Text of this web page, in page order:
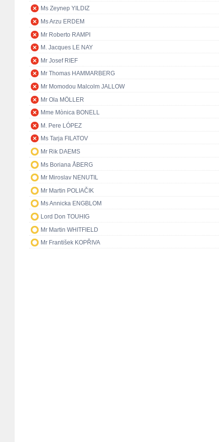
Ms Zeynep YILDIZ
Ms Arzu ERDEM
Mr Roberto RAMPI
M. Jacques LE NAY
Mr Josef RIEF
Mr Thomas HAMMARBERG
Mr Momodou Malcolm JALLOW
Mr Ola MÖLLER
Mme Mònica BONELL
M. Pere LÓPEZ
Ms Tarja FILATOV
Mr Rik DAEMS
Ms Boriana ÅBERG
Mr Miroslav NENUTIL
Mr Martin POLIAČIK
Ms Annicka ENGBLOM
Lord Don TOUHIG
Mr Martin WHITFIELD
Mr František KOPŘIVA